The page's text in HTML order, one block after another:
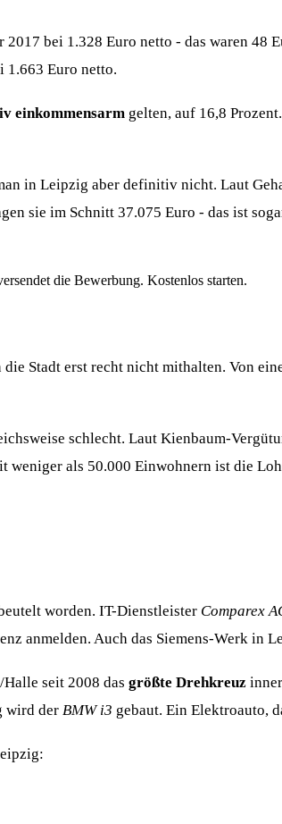
2017 bei 1.328 Euro netto - das waren
1.663 Euro netto.
einkommensarm gelten, auf 16,8
in Leipzig aber definitiv nicht. Laut
sie im Schnitt 37.075 Euro - das ist
die Bewerbung. Kostenlos starten.
Stadt erst recht nicht mithalten. Von
schlecht. Laut Kienbaum-
weniger als 50.000 Einwohnern ist die
worden. IT-Dienstleister Comparex
anmelden. Auch das Siemens-Werk
seit 2008 das größte Drehkreuz
wird der BMW i3 gebaut. Ein Elektroauto,